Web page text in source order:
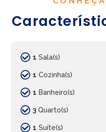
1 Sala(s)
1 Cozinha(s)
1 Banheiro(s)
3 Quarto(s)
1 Suíte(s)